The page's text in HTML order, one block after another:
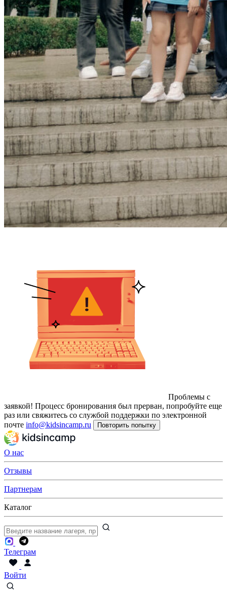
Проблемы с
заявкой! Процесс бронирования был прерван, попробуйте еще
раз или свяжитесь со службой поддержки по электронной
почте info@kidsincamp.ru Повторить попытку
О нас
Отзывы
Партнерам
Каталог
Телеграм
Войти